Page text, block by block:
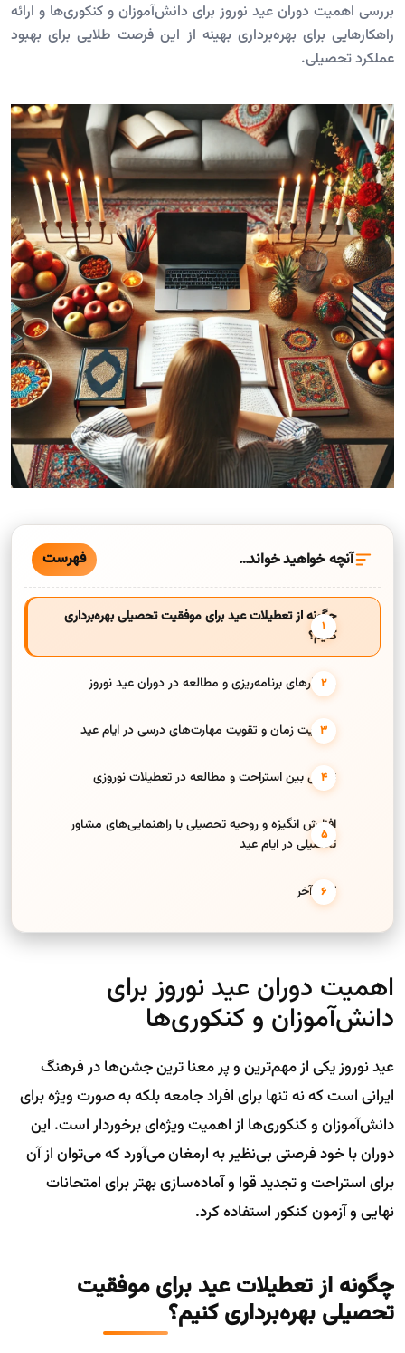
بررسی اهمیت دوران عید نوروز برای دانش‌آموزان و کنکوری‌ها و ارائه
راهکارهایی برای بهره‌برداری بهینه از این فرصت طلایی برای بهبود
عملکرد تحصیلی.
آنچه خواهید خواند… فهرست
چگونه از تعطیلات عید برای موفقیت تحصیلی بهره‌برداری
کنیم؟
راهکار‌های برنامه‌ریزی و مطالعه در دوران عید نوروز
مدیریت زمان و تقویت مهارت‌های درسی در ایام عید
تعادل بین استراحت و مطالعه در تعطیلات نوروزی
افزایش انگیزه و روحیه تحصیلی با راهنمایی‌های مشاور
تحصیلی در ایام عید
کلام آخر
اهمیت دوران عید نوروز برای
دانش‌آموزان و کنکوری‌ها
عید نوروز یکی از مهم‌ترین و پر معنا ترین جشن‌ها در فرهنگ
ایرانی است که نه تنها برای افراد جامعه بلکه به صورت ویژه برای
دانش‌آموزان و کنکوری‌ها از اهمیت ویژه‌ای برخوردار است. این
دوران با خود فرصتی بی‌نظیر به ارمغان می‌آورد که می‌توان از آن
برای استراحت و تجدید قوا و آماده‌سازی بهتر برای امتحانات
نهایی و آزمون کنکور استفاده کرد.
چگونه از تعطیلات عید برای موفقیت
تحصیلی بهره‌برداری کنیم؟